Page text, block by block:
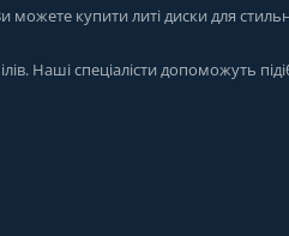
купити литі диски для
Наші спеціалісти допоможуть